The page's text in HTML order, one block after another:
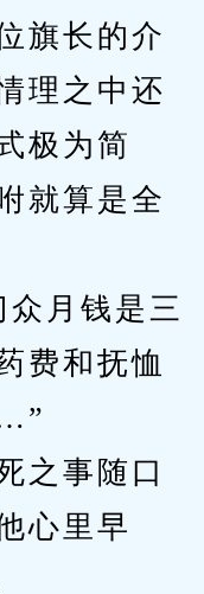
长的介
理之中还
极为简
就算是全
月钱是三
费和抚恤
事随口
心里早